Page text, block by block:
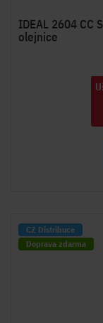
IDEAL 2604 CC
olejnice
CZ Distribuce
Doprava zdarma